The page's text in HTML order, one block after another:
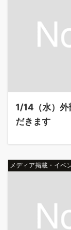
1/14（水）
だきます
メディア掲載・イベ